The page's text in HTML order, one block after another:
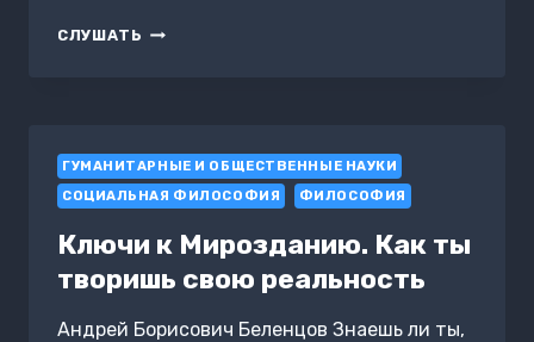
СЛУШАТЬ ГОСУДАРСТВЕННЫЕ
ГУМАНИТАРНЫЕ И ОБЩЕСТВЕННЫЕ НАУКИ
СОЦИАЛЬНАЯ ФИЛОСОФИЯ
ФИЛОСОФИЯ
Ключи к Мирозданию. Как ты
творишь свою реальность
Андрей Борисович Беленцов Знаешь ли ты,